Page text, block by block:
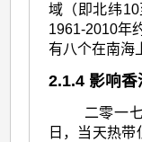
域（即北纬
1961-2010年
有八个在南海
2.1.4 影响
二零一
日，当天热